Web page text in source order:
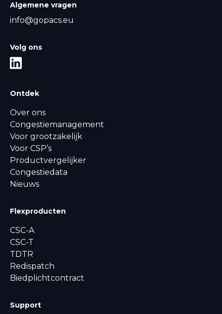
Algemene vragen
info@gopacs.eu
Volg ons
Ontdek
Over ons
Congestiemanagement
Voor grootzakelijk
Voor CSP’s
Productvergelijker
Congestiedata
Nieuws
Flexproducten
CSC-A
CSC-T
TDTR
Redispatch
Biedplichtcontract
Support